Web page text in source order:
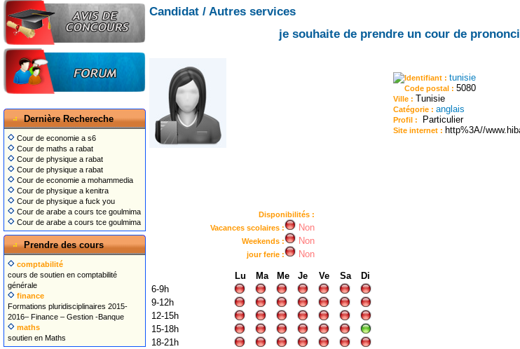
Dernière Rechereche
Cour de economie a s6
Cour de maths a rabat
Cour de physique a rabat
Cour de physique a rabat
Cour de economie a mohammedia
Cour de physique a kenitra
Cour de physique a fuck you
Cour de arabe a cours tce goulmima
Cour de arabe a cours tce goulmima
Prendre des cours
comptabilité
cours de soutien en comptabilité
générale
finance
Formations pluridisciplinaires 2015-
2016– Finance – Gestion -Banque
maths
soutien en Maths
Candidat / Autres services
je souhaite de prendre un cour de
Identifiant :tunisie
Code postal :5080
Ville : Tunisie
Catégorie :anglais
Profil : Particulier
Site internet : http%3A//
Disponibilités :
Vacances scolaires :
Non
Weekends : Non
jour ferie : Non
Lu Ma Me Je Ve Sa
Di
6-9h
9-12h
12-15h
15-18h
18-21h